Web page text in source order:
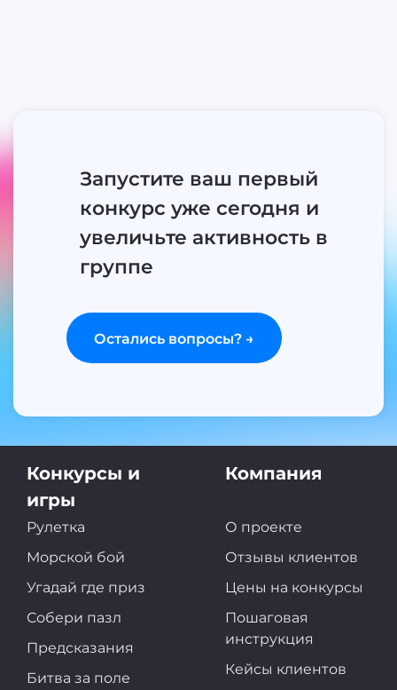
Запустите ваш первый
конкурс уже сегодня и
увеличьте активность в
группе
Остались вопросы? →
Конкурсы и
игры
Рулетка
Морской бой
Угадай где приз
Собери пазл
Предсказания
Битва за поле
Компания
О проекте
Отзывы клиентов
Цены на конкурсы
Пошаговая
инструкция
Кейсы клиентов